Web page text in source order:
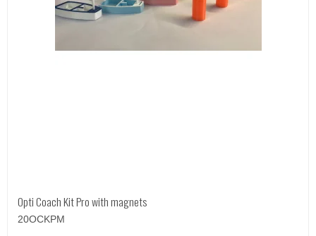
Opti Coach Kit Pro with magnets
20OCKPM